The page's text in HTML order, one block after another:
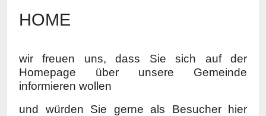
HOME
wir freuen uns, dass Sie sich auf der
Homepage über unsere Gemeinde
informieren wollen
und würden Sie gerne als Besucher hier